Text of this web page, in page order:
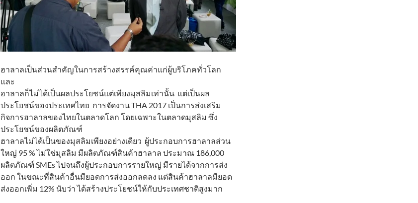
ฮาลาลเป็นส่วนสำคัญในการสร้างสรรค์คุณค่าแก่ผู้บริโภคทั่วโลก
และ
ฮาลาลก็ไม่ได้เป็นผลประโยชน์แต่เพียงมุสลิมเท่านั้น แต่เป็นผล
ประโยชน์ของประเทศไทย การจัดงาน THA 2017 เป็นการส่งเสริม
กิจการฮาลาลของไทยในตลาดโลก โดยเฉพาะในตลาดมุสลิม ซึ่ง
ประโยชน์ของผลิตภัณฑ์
ฮาลาลไม่ได้เป็นของมุสลิมเพียงอย่างเดียว ผู้ประกอบการฮาลาลส่วน
ใหญ่ 95 % ไม่ใช่มุสลิม มีผลิตภัณฑ์สินค้าฮาลาล ประมาณ 186,000
ผลิตภัณฑ์ SMEs ไปจนถึงผู้ประกอบการรายใหญ่ มีรายได้จากการส่ง
ออก ในขณะที่สินค้าอื่นมียอดการส่งออกลดลง แต่สินค้าฮาลาลมียอด
ส่งออกเพิ่ม 12% นับว่า ได้สร้างประโยชน์ให้กับประเทศชาติสูงมาก